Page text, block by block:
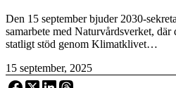
Den 15 september bjuder 2030-
samarbete med Naturvårdsverket,
statligt stöd genom Klimatklivet…
15 september, 2025